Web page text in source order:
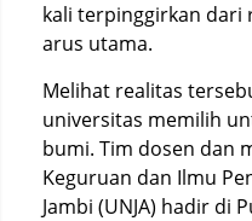
kali terpinggirkan
arus utama.
Melihat realitas
universitas memilih
bumi. Tim dosen dan
Keguruan dan Ilmu
Jambi (UNJA) hadir di